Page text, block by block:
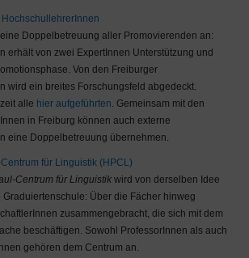
Doppelbetreuung aller Promovierenden an:
erhält von zwei ExpertInnen Unterstützung und
Von den Freiburger
wird ein breites Forschungsfeld abgedeckt.
alle hier aufgeführten. Gemeinsam mit den
in Freiburg können auch externe
eine Doppelbetreuung übernehmen.
für Linguistik (HPCL)
Centrum für Linguistik wird von derselben Idee
Über die Fächer hinweg
zusammengebracht, die sich mit dem
beschäftigen. Sowohl ProfessorInnen als auch
gehören dem Centrum an.